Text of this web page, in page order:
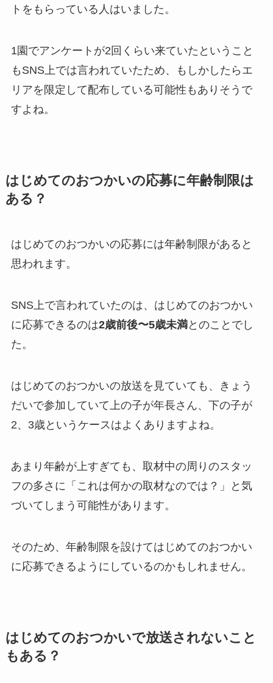
トをもらっている人はいました。
1園でアンケートが2回くらい来ていたということ
もSNS上では言われていたため、もしかしたら エ
リアを限定して配布している可能性 もありそうで
すよね。
はじめてのおつかいの応募に年齢制限は
ある？
はじめてのおつかいの応募には年齢制限があると
思われます。
SNS上で言われていたのは、はじめてのおつかい
に応募できるのは2歳前後〜5歳未満とのことでし
た。
はじめてのおつかいの放送を見ていても、きょう
だいで参加していて上の子が年長さん、下の子が
2、3歳というケースはよくありますよね。
あまり年齢が上すぎても、 取材中の周りのスタッ
フの多さに「これは何かの取材なのでは？」と気
づいてしまう可能性があります。
そのため、年齢制限を設けてはじめてのおつかい
に応募できるようにしているのかもしれません。
はじめてのおつかいで放送されないこと
もある？